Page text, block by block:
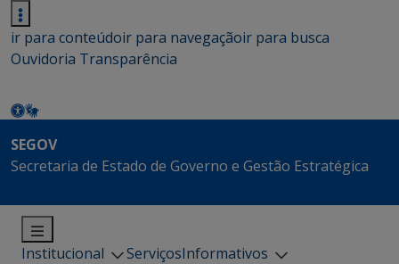
ir para conteúdoir para navegaçãoir para busca
Ouvidoria Transparência
SEGOV
Secretaria de Estado de Governo e Gestão Estratégica
Institucional ServiçosInformativos